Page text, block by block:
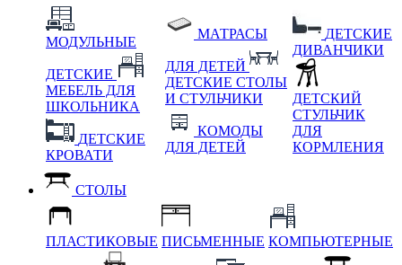
МОДУЛЬНЫЕ
ДЕТСКИЕ
МЕБЕЛЬ ДЛЯ
ШКОЛЬНИКА
ДЕТСКИЕ
КРОВАТИ
МАТРАСЫ
ДЛЯ ДЕТЕЙ
ДЕТСКИЕ СТОЛЫ
И СТУЛЬЧИКИ
КОМОДЫ
ДЛЯ ДЕТЕЙ
ДЕТСКИЕ
ДИВАНЧИКИ
ДЕТСКИЙ
СТУЛЬЧИК
ДЛЯ
КОРМЛЕНИЯ
СТОЛЫ
ПЛАСТИКОВЫЕ ПИСЬМЕННЫЕ КОМПЬЮТЕРНЫЕ